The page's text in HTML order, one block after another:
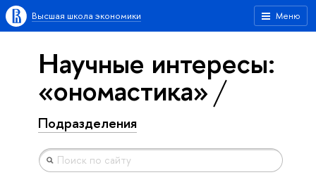
Меню
Высшая школа экономики
Научные интересы:
«ономастика»
Подразделения